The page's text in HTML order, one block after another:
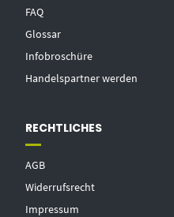
FAQ
Glossar
Infobroschüre
Handelspartner werden
RECHTLICHES
AGB
Widerrufsrecht
Impressum